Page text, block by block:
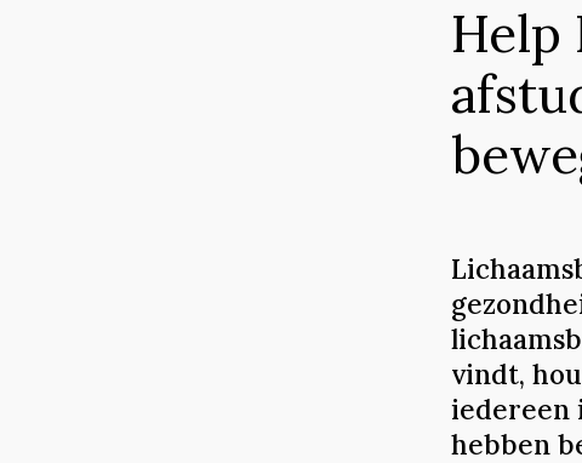
Help
vindt,
iedereen
hebben